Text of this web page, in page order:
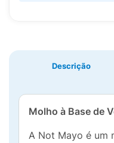
Descrição
Molho à Base de
A Not Mayo é um